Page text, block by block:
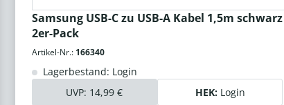
Samsung USB-C zu USB-A Kabel 1,5m schwarz
2er-Pack
Artikel-Nr.: 166340
Lagerbestand: Login
UVP: 14,99 € HEK: Login